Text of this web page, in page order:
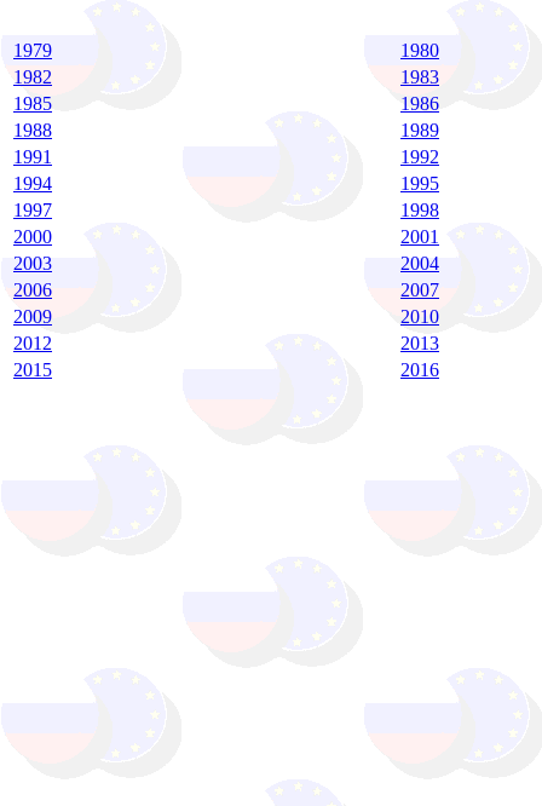
1979
1980
1982
1983
1985
1986
1988
1989
1991
1992
1994
1995
1997
1998
2000
2001
2003
2004
2006
2007
2009
2010
2012
2013
2015
2016